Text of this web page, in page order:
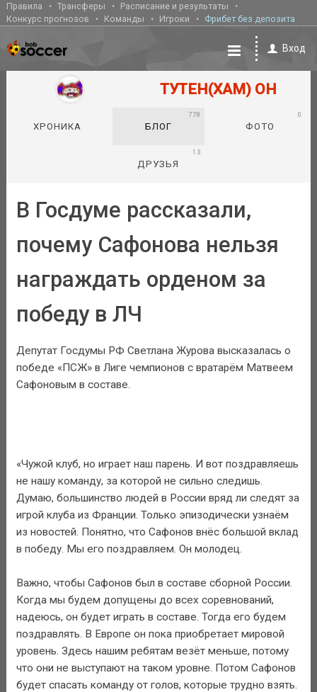
Правила Трансферы
Расписание и результаты
Конкурс прогнозов
Команды Игроки Фрибет без депозита
Вход
ТУТЕН(ХАМ) ОН
ХРОНИКА БЛОГ
778
ФОТО
0
ДРУЗЬЯ
13
В Госдуме рассказали,
почему Сафонова нельзя
награждать орденом за
победу в ЛЧ
Депутат Госдумы РФ Светлана Журова высказалась о
победе «ПСЖ» в Лиге чемпионов с вратарём Матвеем
Сафоновым в составе.
«Чужой клуб, но играет наш парень. И вот поздравляешь
не нашу команду, за которой не сильно следишь.
Думаю, большинство людей в России вряд ли следят за
игрой клуба из Франции. Только эпизодически узнаём
из новостей. Понятно, что Сафонов внёс большой вклад
в победу. Мы его поздравляем. Он молодец.
Важно, чтобы Сафонов был в составе сборной России.
Когда мы будем допущены до всех соревнований,
надеюсь, он будет играть в составе. Тогда его будем
поздравлять. В Европе он пока приобретает мировой
уровень. Здесь нашим ребятам везёт меньше, потому
что они не выступают на таком уровне. Потом Сафонов
будет спасать команду от голов, которые трудно взять.